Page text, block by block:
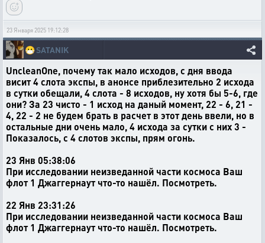
23 Января 2025 19:12:28
😷SATANIK
UncleanOne, почему так мало исходов, с дня ввода
висит 4 слота экспы, в анонсе приблезительно 2 исхода
в сутки обещали, 4 слота - 8 исходов, ну хотя бы 5-6, где
они? За 23 чисто - 1 исход на даный момент, 22 - 6, 21 -
4, 22 - 2 не будем брать в расчет в этот день ввели, но в
остальные дни очень мало, 4 исхода за сутки с них 3 -
Показалось, с 4 слотов экспы, прям огонь.
23 Янв 05:38:06
При исследовании неизведанной части космоса Ваш
флот 1 Джаггернаут что-то нашёл. Посмотреть.
22 Янв 23:31:26
При исследовании неизведанной части космоса Ваш
флот 1 Джаггернаут что-то нашёл. Посмотреть.